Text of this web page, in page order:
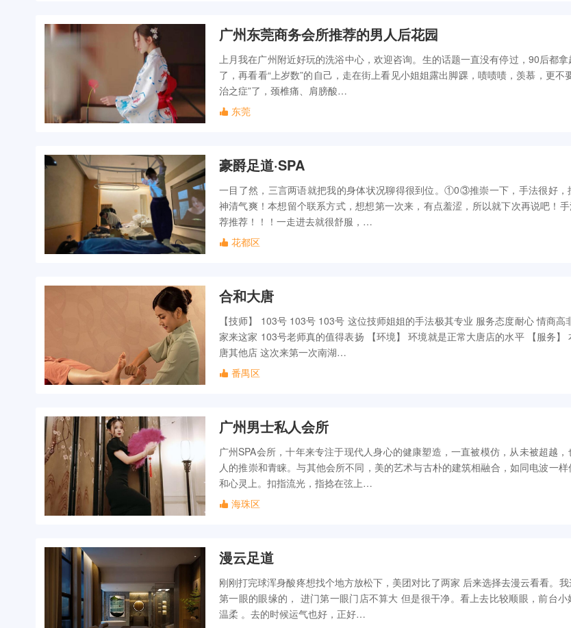
广州东莞商务会所推荐的男人后花园
上月我在广州附近好玩的洗浴中心，欢迎咨询。生的话题一直没有停过，90后都
了，再看看“上岁数”的自己，走在街上看见小姐姐露出脚踝，啧啧啧，羡慕，更不
治之症”了，颈椎痛、肩膀酸…
东莞
豪爵足道·SPA
一目了然，三言两语就把我的身体状况聊得很到位。①0③推崇一下，手法很好，
神清气爽！本想留个联系方式，想想第一次来，有点羞涩，所以就下次再说吧！
荐推荐！！！一走进去就很舒服，…
花都区
合和大唐
【技师】 103号 103号 103号 这位技师姐姐的手法极其专业 服务态度耐心 情商高
家来这家 103号老师真的值得表扬 【环境】 环境就是正常大唐店的水平 【服务】
唐其他店 这次来第一次南湖…
番禺区
广州男士私人会所
广州SPA会所，十年来专注于现代人身心的健康塑造，一直被模仿，从未被超越
人的推崇和青睐。与其他会所不同，美的艺术与古朴的建筑相融合，如同电波一
和心灵上。扣指流光，指捻在弦上…
海珠区
漫云足道
刚刚打完球浑身酸疼想找个地方放松下，美团对比了两家 后来选择去漫云看看。
第一眼的眼缘的， 进门第一眼门店不算大 但是很干净。看上去比较顺眼，前台
温柔 。去的时候运气也好，正好…